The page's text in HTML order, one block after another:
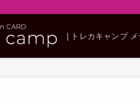
| トレカキャンプ